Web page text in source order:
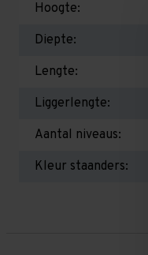
Hoogte:
Diepte:
Lengte:
Liggerlengte:
Aantal niveaus:
Kleur staanders: